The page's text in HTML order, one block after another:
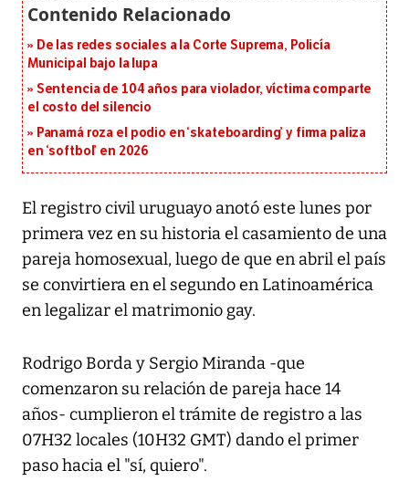
De las redes sociales a la Corte Suprema, Policía
Municipal bajo la lupa
Sentencia de 104 años para violador, víctima comparte
el costo del silencio
Panamá roza el podio en ‘skateboarding’ y firma paliza
en ‘softbol’ en 2026
El registro civil uruguayo anotó este lunes por
primera vez en su historia el casamiento de una
pareja homosexual, luego de que en abril el país
se convirtiera en el segundo en Latinoamérica
en legalizar el matrimonio gay.
Rodrigo Borda y Sergio Miranda -que
comenzaron su relación de pareja hace 14
años- cumplieron el trámite de registro a las
07H32 locales (10H32 GMT) dando el primer
paso hacia el "sí, quiero".